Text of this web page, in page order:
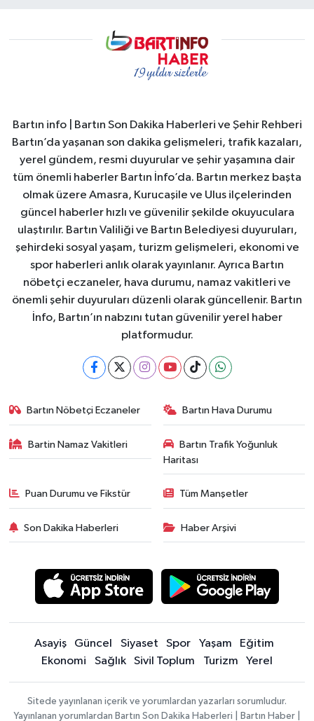
Bartın info | Bartın Son Dakika Haberleri ve Şehir Rehberi
Bartın’da yaşanan son dakika gelişmeleri, trafik kazaları,
yerel gündem, resmi duyurular ve şehir yaşamına dair
tüm önemli haberler Bartın İnfo’da. Bartın merkez başta
olmak üzere Amasra, Kurucaşile ve Ulus ilçelerinden
güncel haberler hızlı ve güvenilir şekilde okuyuculara
ulaştırılır. Bartın Valiliği ve Bartın Belediyesi duyuruları,
şehirdeki sosyal yaşam, turizm gelişmeleri, ekonomi ve
spor haberleri anlık olarak yayınlanır. Ayrıca Bartın
nöbetçi eczaneler, hava durumu, namaz vakitleri ve
önemli şehir duyuruları düzenli olarak güncellenir. Bartın
İnfo, Bartın’ın nabzını tutan güvenilir yerel haber
platformudur.
Bartın Nöbetçi Eczaneler Bartın Hava Durumu
Bartin Namaz Vakitleri
Bartın Trafik Yoğunluk
Haritası
Puan Durumu ve Fikstür Tüm Manşetler
Son Dakika Haberleri Haber Arşivi
Asayiş Güncel Siyaset Spor Yaşam
Eğitim
Ekonomi
Sağlık Sivil Toplum Turizm Yerel
Sitede yayınlanan içerik ve yorumlardan yazarları sorumludur.
Yayınlanan yorumlardan Bartın Son Dakika Haberleri | Bartın Haber |